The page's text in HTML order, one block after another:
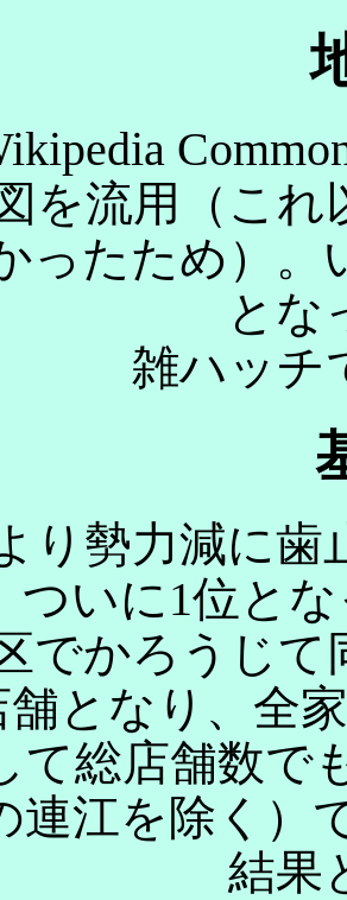
を流用（こ
ったため）。
とな
雑ハッチ
り勢力減に歯
ついに1位と
でかろうじて
舗となり、全
て総店舗数で
連江を除く）
結果